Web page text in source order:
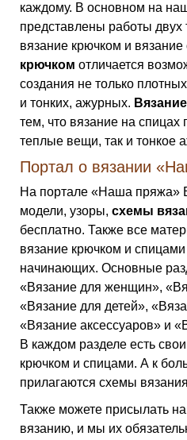
каждому. В основном на
представлены работы двух
вязание крючком и
крючком отличается
создания не только
и тонких, ажурных.
тем, что вязание на спицах
теплые вещи, так и тонкое
Портал о вязании
На портале «Наша пряжа»
модели, узоры, схемы
бесплатно. Также все
вязание крючком и
начинающих. Основные
«Вязание для женщин»,
«Вязание для детей»,
«Вязание аксессуаров» и
В каждом разделе есть
крючком и спицами. А к
прилагаются схемы
Также можете присылать
вязанию, и мы их